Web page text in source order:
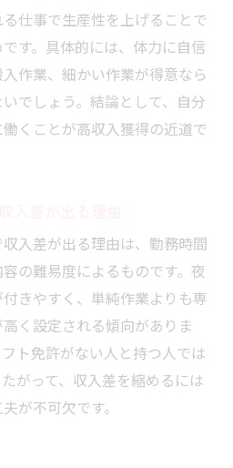
仕事で生産性を上げることで
す。具体的には、体力に自信
作業、細かい作業が得意なら
でしょう。結論として、自分
くことが高収入獲得の近道で
入差が出る理由は、勤務時間
の難易度によるものです。夜
きやすく、単純作業よりも専
く設定される傾向がありま
ト免許がない人と持つ人では
がって、収入差を縮めるには
が不可欠です。